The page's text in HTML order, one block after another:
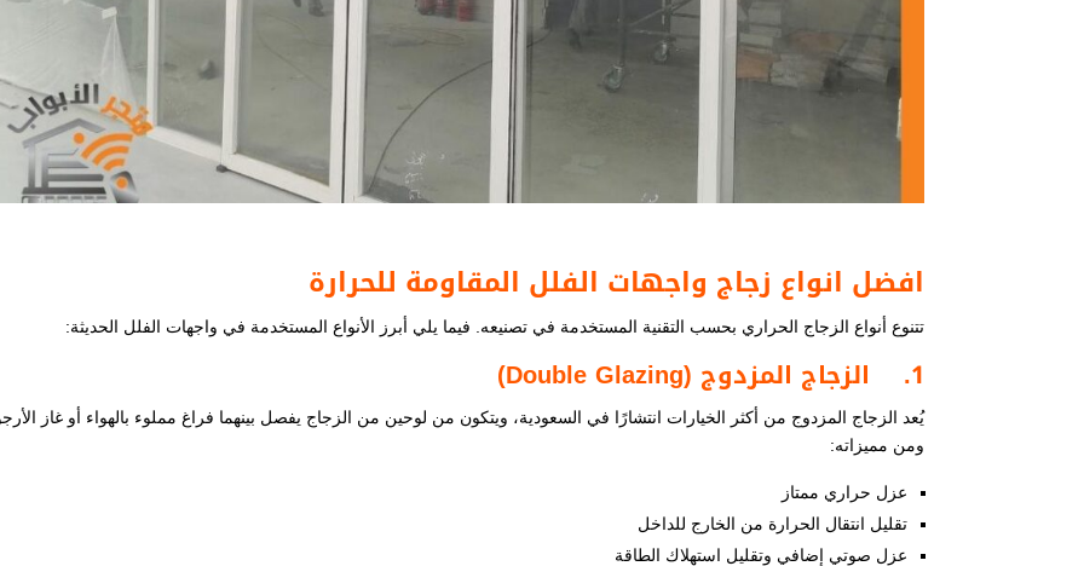
افضل انواع زجاج واجهات الفلل المقاومة للحرارة
تتنوع أنواع الزجاج الحراري بحسب التقنية المستخدمة في تصنيعه. فيما يلي أبرز الأنواع المستخدمة في واجهات الفلل الحديثة:
1. الزجاج المزدوج (Double Glazing
)
يُعد الزجاج المزدوج من أكثر الخيارات انتشارًا في السعودية، ويتكون من لوحين من الزجاج يفصل بينهما فراغ مملوء بالهواء أو غاز
ومن مميزاته:
عزل حراري ممتاز
تقليل انتقال الحرارة من الخارج للداخل
عزل صوتي إضافي وتقليل استهلاك الطاقة